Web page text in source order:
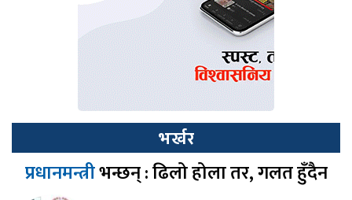
भर्खर
प्रधानमन्त्रीभन्छन् : ढिलो होला तर, गलत हुँदैन